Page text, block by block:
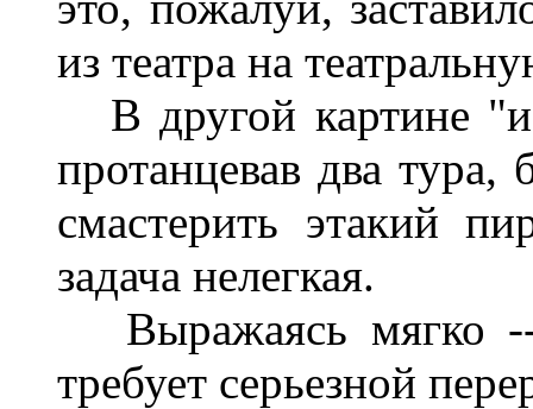
из театра на
В другой картине
протанцевав два
смастерить этакий
задача нелегкая.
Выражаясь мягко --
требует серьезной